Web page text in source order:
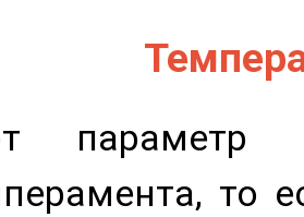
параметр
то